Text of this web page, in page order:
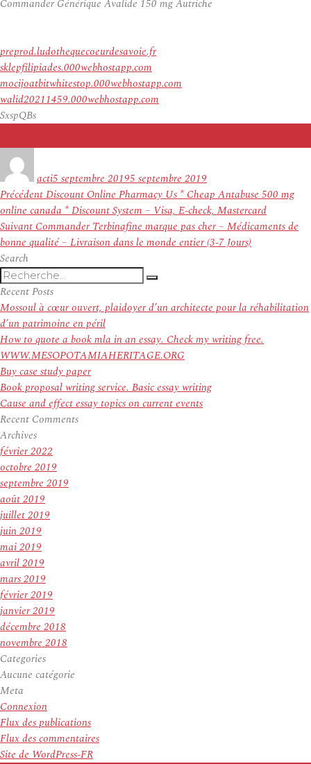
Commander Générique Avalide 150 mg Autriche
preprod.ludothequecoeurdesavoie.fr
sklepfilipiades.000webhostapp.com
mocijoatbitwhitestop.000webhostapp.com
walid20211459.000webhostapp.com
SxspQBs
actile
5 septembre 20195 septembre 2019
Navigation
de
l’article
PrécédentArticle
précédent :
Discount Online Pharmacy Us * Cheap Antabuse 500 mg
online canada * Discount System – Visa, E-check, Mastercard
Suivant Article
suivant :
Commander Terbinafine marque pas cher – Médicaments de
bonne qualité – Livraison dans le monde entier (3-7 Jours)
Search
Recherche
pour
:
Recherche
Recent Posts
Mossoul à cœur ouvert, plaidoyer d’un architecte pour la réhabilitation
d’un patrimoine en péril
How to quote a book mla in an essay. Check my writing free.
WWW.MESOPOTAMIAHERITAGE.ORG
Buy case study paper
Book proposal writing service. Basic essay writing
Cause and effect essay topics on current events
Recent Comments
Archives
février 2022
octobre 2019
septembre 2019
août 2019
juillet 2019
juin 2019
mai 2019
avril 2019
mars 2019
février 2019
janvier 2019
décembre 2018
novembre 2018
Categories
Aucune catégorie
Meta
Connexion
Flux des publications
Flux des commentaires
Site de WordPress-FR